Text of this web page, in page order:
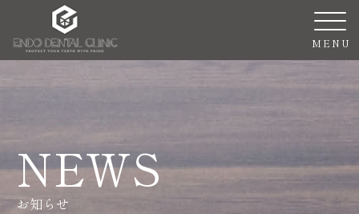
NEWS
お知らせ